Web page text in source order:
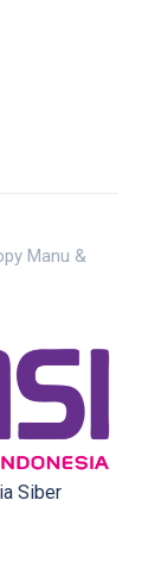
Manu &
Siber